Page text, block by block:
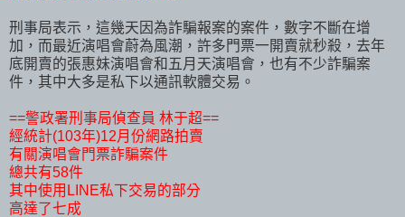
刑事局表示，這幾天因為詐騙報案的案件，數字不斷在增
加，而最近演唱會蔚為風潮，許多門票一開賣就秒殺，去年
底開賣的張惠妹演唱會和五月天演唱會，也有不少詐騙案
件，其中大多是私下以通訊軟體交易。
==警政署刑事局偵查員 林于超==
經統計(103年)12月份網路拍賣
有關演唱會門票詐騙案件
總共有58件
其中使用LINE私下交易的部分
高達了七成